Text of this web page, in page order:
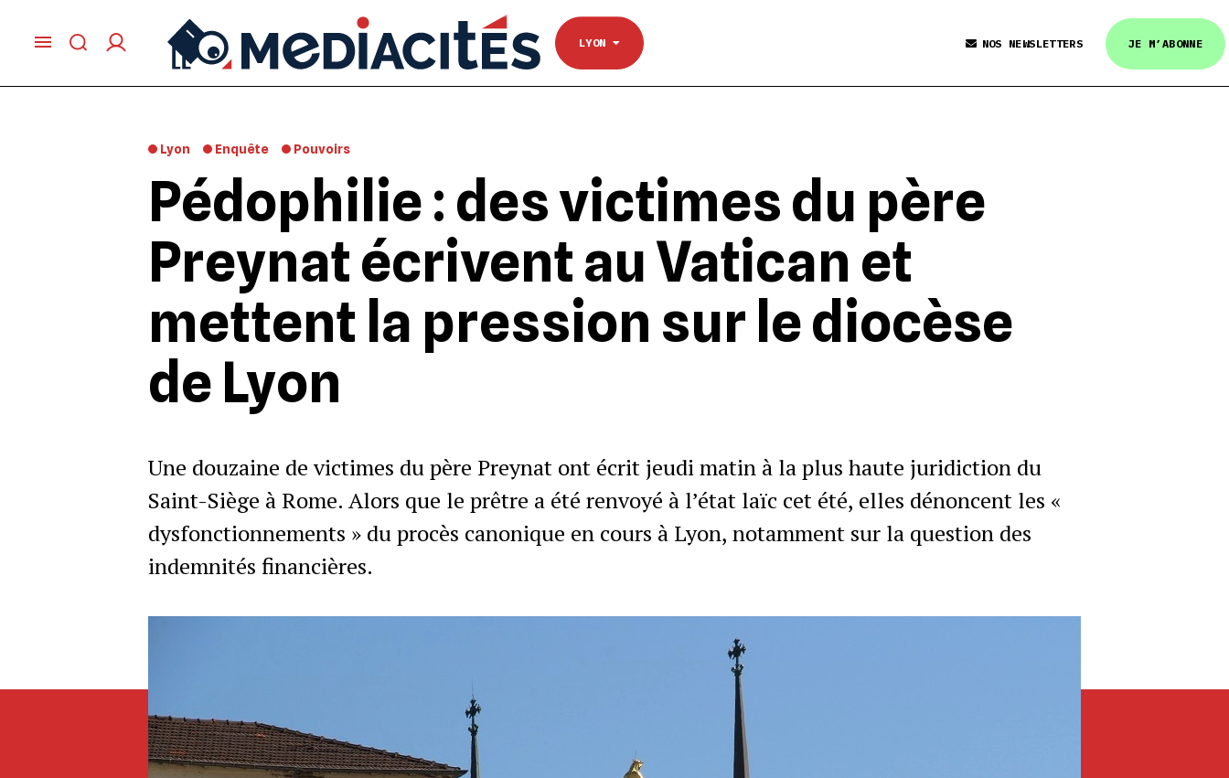
LYON
NANTES
TOULOUSE
NOS NEWSLETTERS JE M’ABONNE
Se connecter
Lyon Enquête Pouvoirs
Pédophilie : des victimes du père
Preynat écrivent au Vatican et
mettent la pression sur le diocèse
de Lyon
Une douzaine de victimes du père Preynat ont écrit jeudi matin à la plus haute juridiction du
Saint-Siège à Rome. Alors que le prêtre a été renvoyé à l’état laïc cet été, elles dénoncent les «
dysfonctionnements » du procès canonique en cours à Lyon, notamment sur la question des
indemnités financières.